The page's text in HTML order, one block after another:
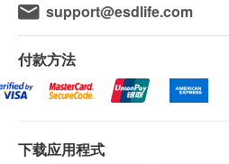
酵母、番茄红素、水飞蓟提取
酸镁、聚维酮K30、二氧化矽
食用方法
每日1次，每次2片
活易有权拒绝接受该订单，
话或电邮通知顾客再作安排
保用：
support@esdlife.com
付款方法
下载应用程式